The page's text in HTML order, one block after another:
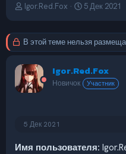
А
о
е
м
ы
Igor.Red.Fox
Д
ч
а
л
5 Дек 2021
В этой теме нельзя
Igor.Red.Fox
Новичок Участник
5 Дек 2021
Имя пользователя: